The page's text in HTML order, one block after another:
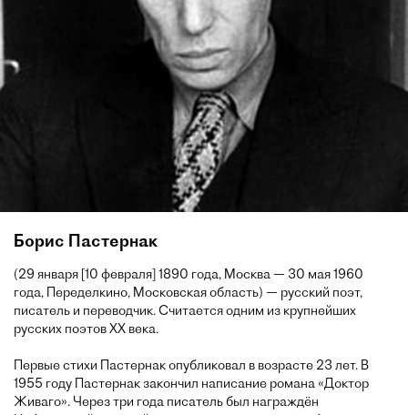
Борис Пастернак
(29 января [10 февраля] 1890 года, Москва — 30 мая 1960
года, Переделкино, Московская область) — русский поэт,
писатель и переводчик. Считается одним из крупнейших
русских поэтов XX века.
Первые стихи Пастернак опубликовал в возрасте 23 лет. В
1955 году Пастернак закончил написание романа «Доктор
Живаго». Через три года писатель был награждён